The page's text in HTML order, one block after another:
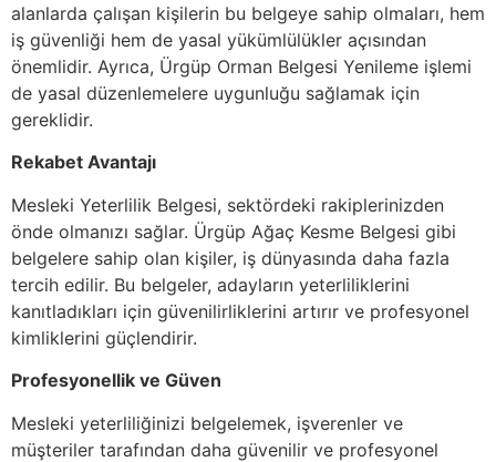
alanlarda çalışan kişilerin bu belgeye sahip olmaları, hem
iş güvenliği hem de yasal yükümlülükler açısından
önemlidir. Ayrıca, Ürgüp Orman Belgesi Yenileme işlemi
de yasal düzenlemelere uygunluğu sağlamak için
gereklidir.
Rekabet Avantajı
Mesleki Yeterlilik Belgesi, sektördeki rakiplerinizden
önde olmanızı sağlar. Ürgüp Ağaç Kesme Belgesi gibi
belgelere sahip olan kişiler, iş dünyasında daha fazla
tercih edilir. Bu belgeler, adayların yeterliliklerini
kanıtladıkları için güvenilirliklerini artırır ve profesyonel
kimliklerini güçlendirir.
Profesyonellik ve Güven
Mesleki yeterliliğinizi belgelemek, işverenler ve
müşteriler tarafından daha güvenilir ve profesyonel